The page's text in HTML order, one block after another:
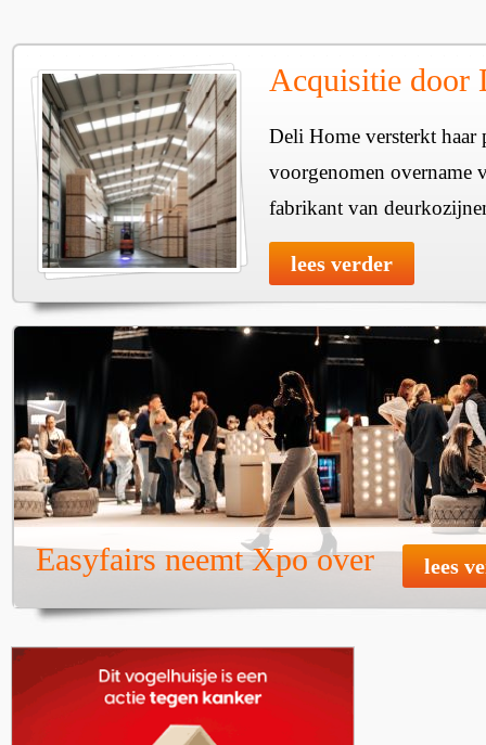
Acquisitie door
Deli Home versterkt haar
voorgenomen overname
fabrikant van
lees verder
Easyfairs neemt Xpo over lees